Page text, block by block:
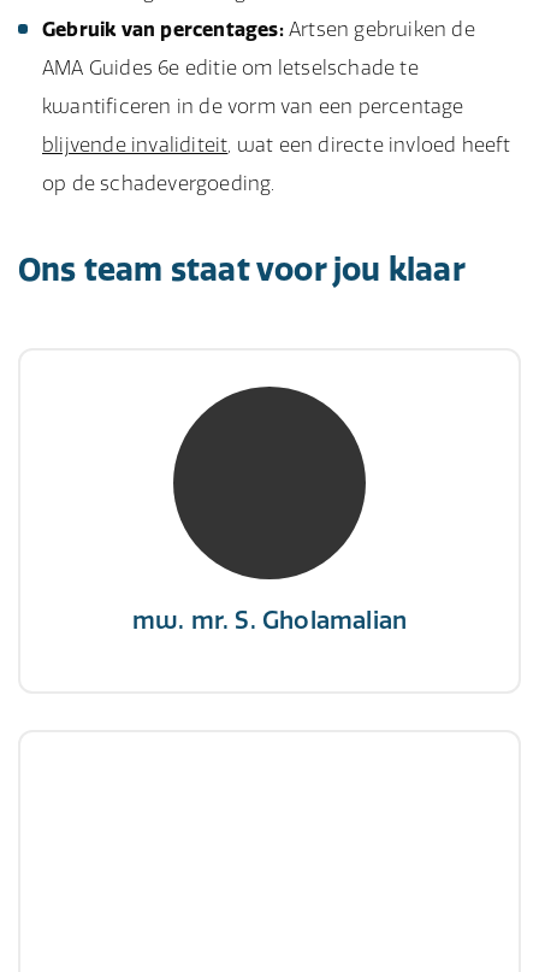
Gebruik van percentages:Artsen gebruiken de
AMA Guides 6e editie om letselschade te
kwantificeren in de vorm van een percentage
blijvende invaliditeit, wat een directe invloed heeft
op de schadevergoeding.
Ons team staat voor jou klaar
mw. mr. S. Gholamalian
mw. mr. S. Gholamalian
NIVRE Register-Expert
“Als je de richting van de wind niet kunt
veranderen, verander dan de stand van je